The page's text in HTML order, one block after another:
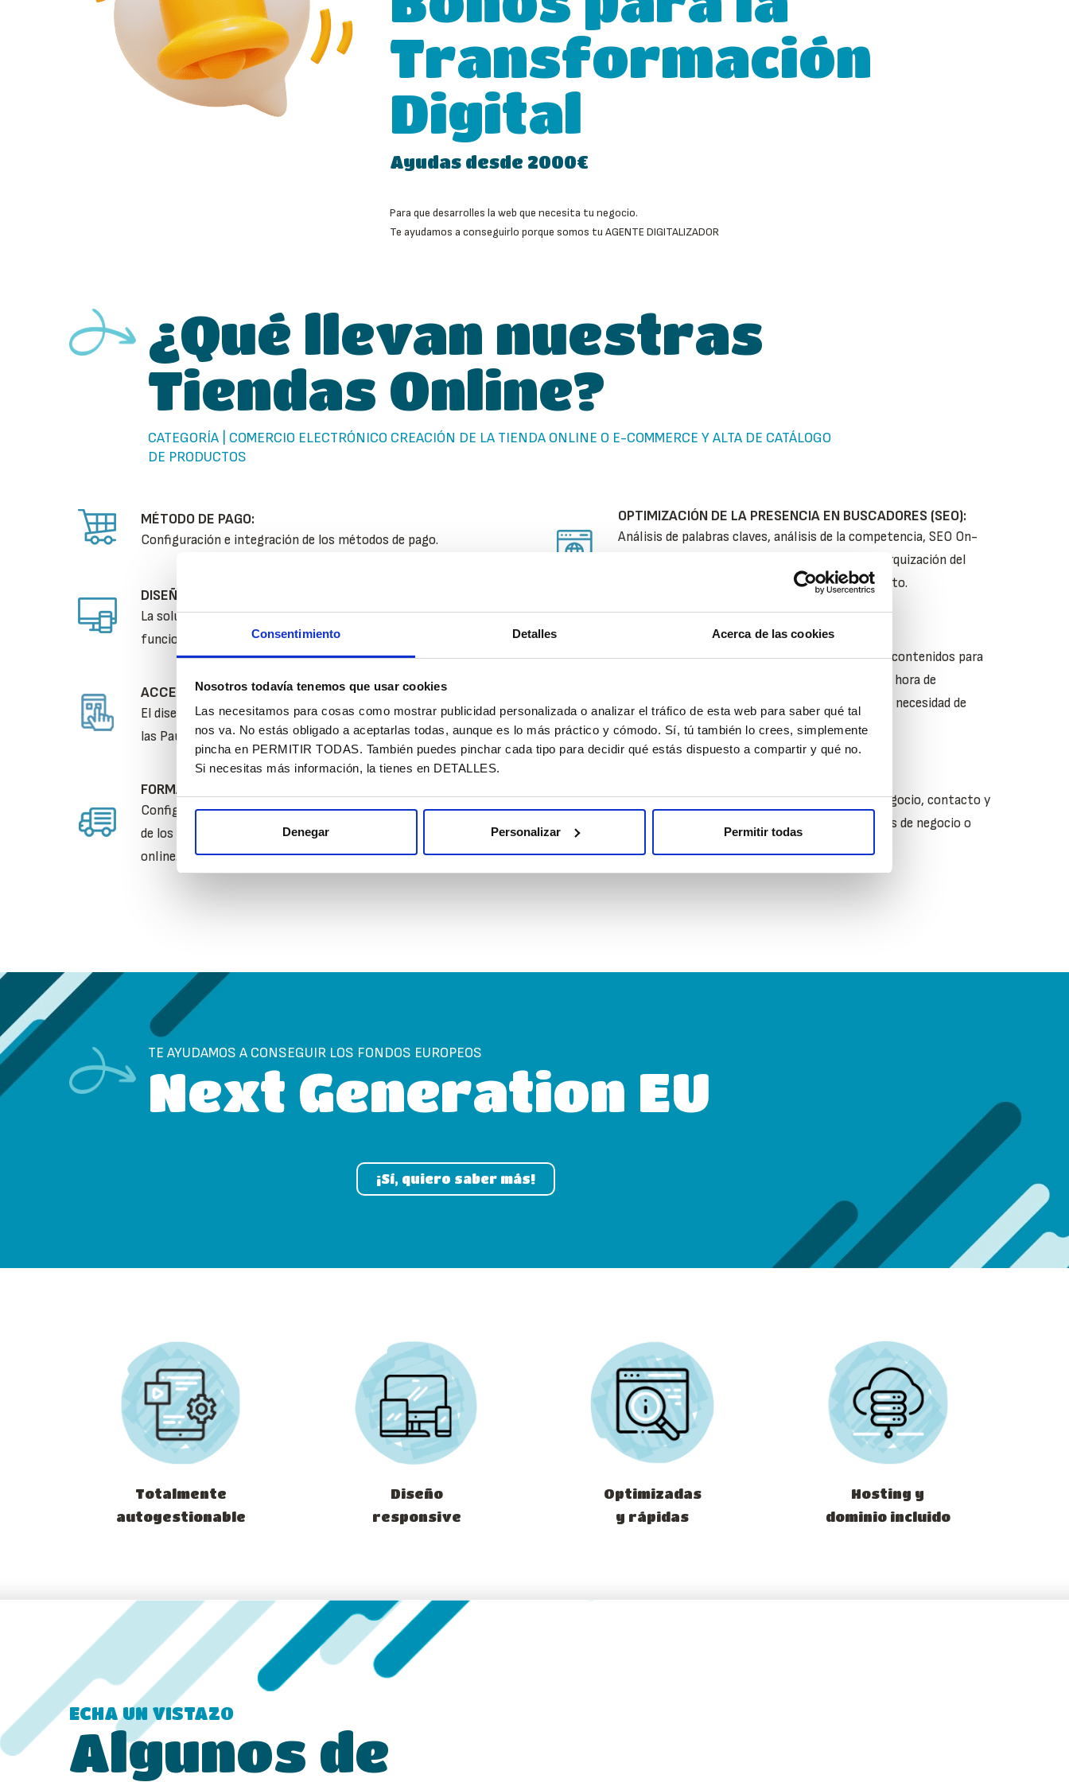
Consentimiento Detalles Acerca de las cookies
Nosotros todavía tenemos que usar cookies
Las necesitamos para cosas como mostrar publicidad personalizada o analizar el tráfico de esta web para saber qué tal
nos va. No estás obligado a aceptarlas todas, aunque es lo más práctico y cómodo. Sí, tú también lo crees, simplemente
pincha en PERMITIR TODAS. También puedes pinchar cada tipo para decidir qué estás dispuesto a compartir y qué no.
Si necesitas más información, la tienes en DETALLES.
Denegar Personalizar Permitir todas
Transformación
Digital
Ayudas desde 2000€
Para que desarrolles la web que necesita tu negocio.
Te ayudamos a conseguirlo porque somos tu AGENTE DIGITALIZADOR
¿Qué llevan nuestras
Tiendas Online?
CATEGORÍA | COMERCIO ELECTRÓNICO CREACIÓN DE LA TIENDA ONLINE O E-COMMERCE Y ALTA DE CATÁLOGO
DE PRODUCTOS
MÉTODO DE PAGO:
Configuración e integración de los métodos de pago.
DISEÑO RESPONSIVE:
La solución de E-Commerce diseñada debe adaptarse para ser
funcional en todo tipo de dispositivos.
ACCESIBILIDAD:
El diseño debe cumplir con criterios de conformidad de nivel AA de
las Pautas WCAG-2.1.
FORMAS DE ENVÍO:
Configuración e integración de métodos de envío digital y físico
de los productos comercializados por el beneficiario en la tienda
online.
OPTIMIZACIÓN DE LA PRESENCIA EN BUSCADORES (SEO):
Análisis de palabras claves, análisis de la competencia, SEO On-
page de 2 páginas o apartados, indexación y jerarquización del
contenido e informes trimestrales de seguimiento.
AUTOGESTIONABLE:
Se deberá proveer una plataforma de gestión de contenidos para
el beneficiario, de manera que sea autónomo a la hora de
modificar el contenido de sus páginas web, sin la necesidad de
recurrir al soporte de la empresa proveedora.
Posicionamiento de la información básica del negocio, contacto y
perfil de la empresa en los principales sites, redes de negocio o
TE AYUDAMOS A CONSEGUIR LOS FONDOS EUROPEOS
Next Generation EU
¡Sí, quiero saber más!
Totalmente
autogestionable
Diseño
responsive
Optimizadas
y rápidas
Hosting y
dominio incluido
ECHA UN VISTAZO
Algunos de